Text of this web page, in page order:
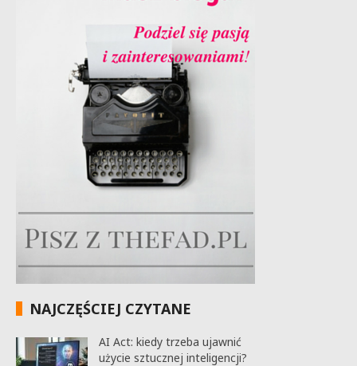
NAJCZĘŚCIEJ CZYTANE
AI Act: kiedy trzeba ujawnić
użycie sztucznej inteligencji?